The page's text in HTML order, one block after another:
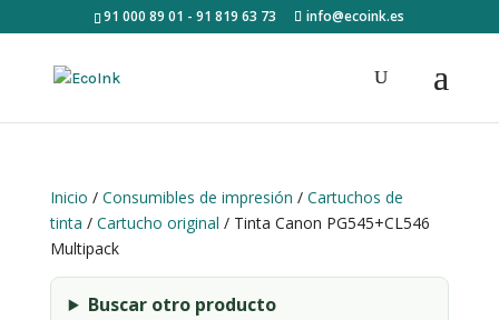
91 000 89 01 - 91 819 63 73 info@ecoink.es
Inicio / Consumibles de impresión / Cartuchos de
tinta / Cartucho original / Tinta Canon PG545+CL546
Multipack
Buscar otro producto